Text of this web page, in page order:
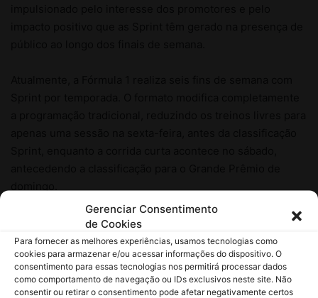
Gerenciar Consentimento
de Cookies
Para fornecer as melhores experiências, usamos tecnologias como
cookies para armazenar e/ou acessar informações do dispositivo. O
consentimento para essas tecnologias nos permitirá processar dados
como comportamento de navegação ou IDs exclusivos neste site. Não
consentir ou retirar o consentimento pode afetar negativamente certos